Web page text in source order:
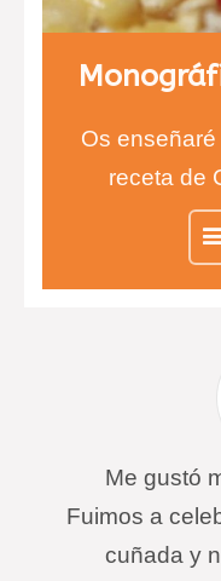
Os
receta de
Me gustó
Fuimos a
cuñada y